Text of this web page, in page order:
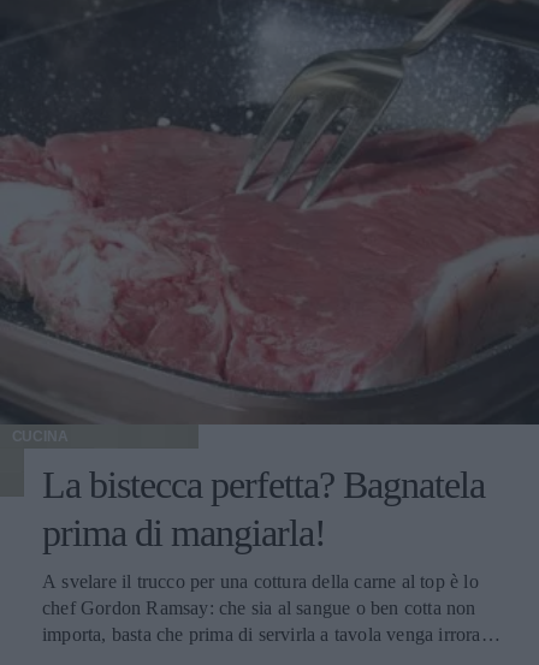
CUCINA
La bistecca perfetta? Bagnatela
prima di mangiarla!
A svelare il trucco per una cottura della carne al top è lo
chef Gordon Ramsay: che sia al sangue o ben cotta non
importa, basta che prima di servirla a tavola venga irrorata